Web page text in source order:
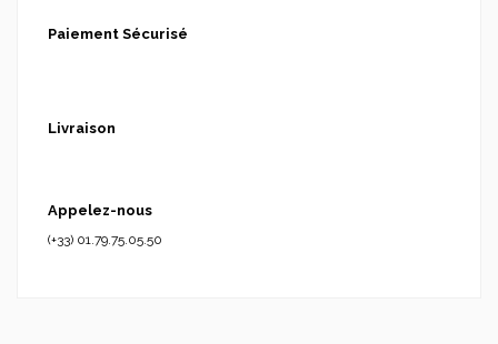
Paiement Sécurisé
Livraison
Appelez-nous
(+33) 01.79.75.05.50